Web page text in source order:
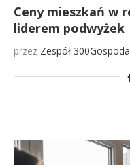
Ceny mieszkań w
liderem podwyżek
przez Zespół